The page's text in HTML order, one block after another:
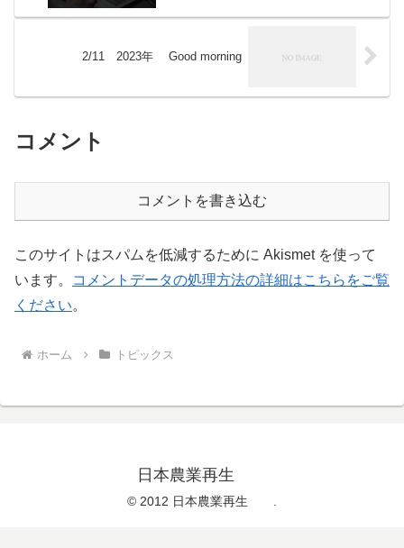
2/11 2023年 Good morning
コメント
コメントを書き込む
このサイトはスパムを低減するために Akismet を使って
います。
コメントデータの処理方法の詳細はこちらをご覧
ください。
ホーム トピックス
日本農業再生
© 2012 日本農業再生 .